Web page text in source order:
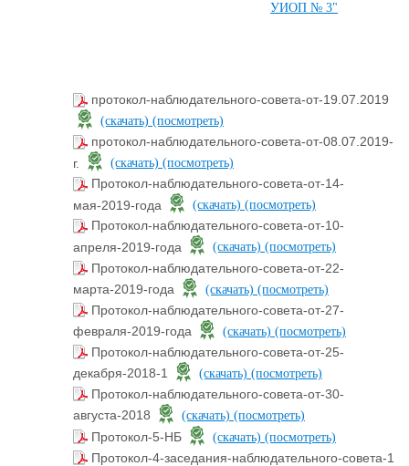
УИОП № 3"
протокол-наблюдательного-совета-от-19.07.2019
(скачать) (посмотреть)
протокол-наблюдательного-совета-от-08.07.2019-
г.
(скачать) (посмотреть)
Протокол-наблюдательного-совета-от-14-
мая-2019-года
(скачать) (посмотреть)
Протокол-наблюдательного-совета-от-10-
апреля-2019-года
(скачать) (посмотреть)
Протокол-наблюдательного-совета-от-22-
марта-2019-года
(скачать) (посмотреть)
Протокол-наблюдательного-совета-от-27-
февраля-2019-года
(скачать) (посмотреть)
Протокол-наблюдательного-совета-от-25-
декабря-2018-1
(скачать) (посмотреть)
Протокол-наблюдательного-совета-от-30-
августа-2018
(скачать) (посмотреть)
Протокол-5-НБ (скачать) (посмотреть)
Протокол-4-заседания-наблюдательного-совета-1